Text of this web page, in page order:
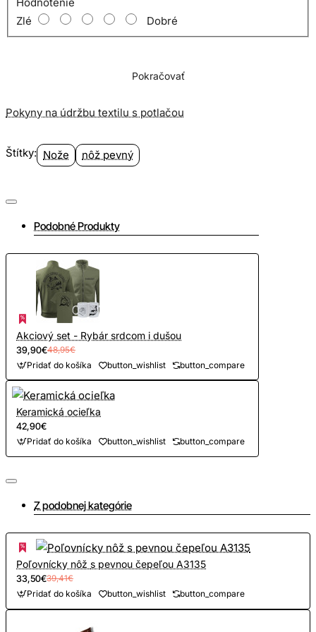
·Typ ocele
Zlé
Dobré
Pokračovať
Pokyny na údržbu textilu s potlačou
Štítky: Nože nôž pevný
Podobné Produkty
Akciový set - Rybár srdcom i dušou
39,90€48,95€
Pridať do košíka button_wishlist button_compare
Keramická ocieľka
42,90€
Pridať do košíka button_wishlist button_compare
Z podobnej kategórie
Poľovnícky nôž s pevnou čepeľou A3135
33,50€39,41€
Pridať do košíka button_wishlist button_compare